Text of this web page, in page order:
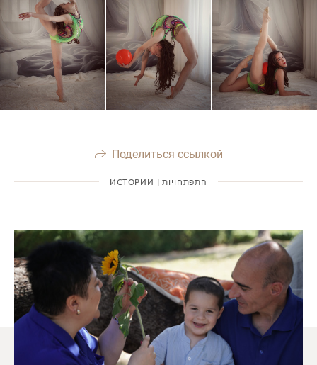
Поделиться ссылкой
ИСТОРИИ | התפתחויות